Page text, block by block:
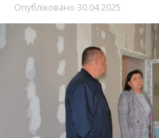
Опубліковано 30.04.2025